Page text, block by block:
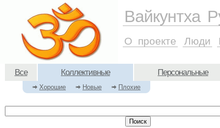
Все Коллективные Персональные
Хорошие Новые Плохие
Вайкунтха
О проекте Люди